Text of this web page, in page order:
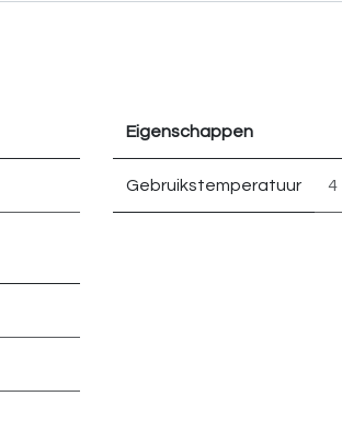
Eigenschappen
Gebruikstemperatuur 4